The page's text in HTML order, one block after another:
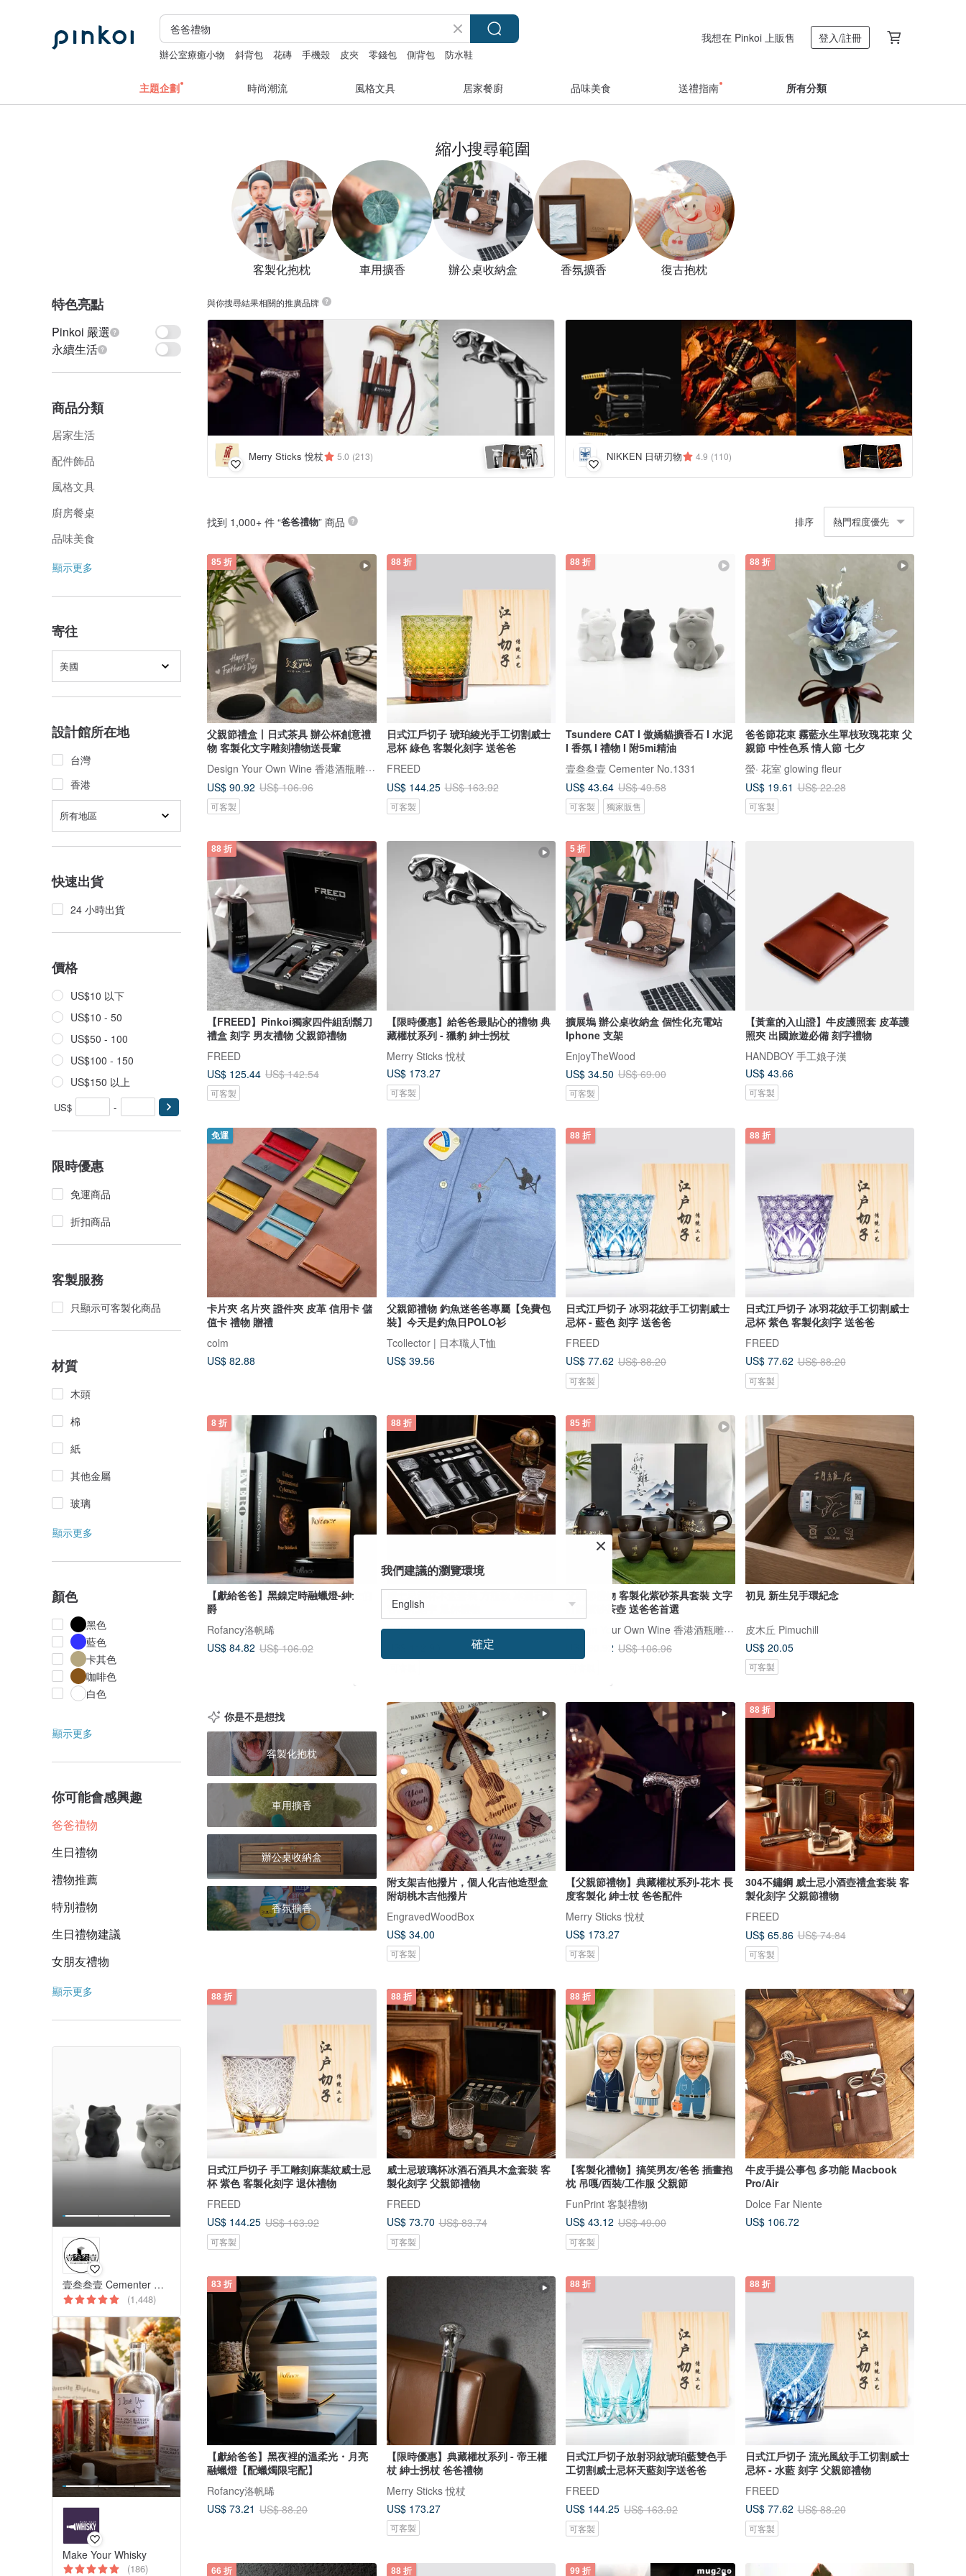
辦公室療癒小物 斜背包 花磚 手機殼 皮夾 零錢包 側背包 防水鞋
我想在 Pinkoi 上販售 登入/註冊
主題企劃 時尚潮流 風格文具 居家餐廚 品味美食 送禮指南 所有分類
縮小搜尋範圍
客製化抱枕 車用擴香 辦公桌收納盒 香氛擴香 復古抱枕
特色亮點
Pinkoi 嚴選
永續生活
商品分類
居家生活
配件飾品
風格文具
廚房餐桌
品味美食
顯示更多
寄往
美國
設計館所在地
台灣
香港
所有地區
快速出貨
24 小時出貨
價格
US$10 以下
US$10 - 50
US$50 - 100
US$100 - 150
US$150 以上
US$ -
限時優惠
免運商品
折扣商品
客製服務
只顯示可客製化商品
材質
木頭
棉
紙
其他金屬
玻璃
顯示更多
顏色
黑色
藍色
卡其色
咖啡色
白色
顯示更多
你可能會感興趣
爸爸禮物
生日禮物
禮物推薦
特別禮物
生日禮物建議
女朋友禮物
顯示更多
壹叁叁壹 Cementer No.1331
(1,448)
Make Your Whisky
(186)
與你搜尋結果相關的推廣品牌
Merry Sticks 悅杖 5.0 (213) +2 NIKKEN 日研刃物 4.9 (110)
找到 1,000+ 件 “爸爸禮物” 商品 排序 熱門程度優先
85 折
父親節禮盒丨日式茶具 辦公杯創意禮
物 客製化文字雕刻禮物送長輩
Design Your Own Wine 香港酒瓶雕刻禮品專門店
US$ 90.92 US$ 106.96
可客製
88 折
日式江戶切子 琥珀綾光手工切割威士
忌杯 綠色 客製化刻字 送爸爸
FREED
US$ 144.25 US$ 163.92
可客製
88 折
Tsundere CAT I 傲嬌貓擴香石 I 水泥
I 香氛 I 禮物 I 附5mi精油
壹叁叁壹 Cementer No.1331
US$ 43.64 US$ 49.58
可客製 獨家販售
88 折
爸爸節花束 霧藍永生單枝玫瑰花束 父
親節 中性色系 情人節 七夕
螢· 花室 glowing fleur
US$ 19.61 US$ 22.28
可客製
88 折
【FREED】Pinkoi獨家四件組刮鬍刀
禮盒 刻字 男友禮物 父親節禮物
FREED
US$ 125.44 US$ 142.54
可客製
【限時優惠】給爸爸最貼心的禮物 典
藏權杖系列 - 獵豹 紳士拐杖
Merry Sticks 悅杖
US$ 173.27
可客製
5 折
擴展塢 辦公桌收納盒 個性化充電站
Iphone 支架
EnjoyTheWood
US$ 34.50 US$ 69.00
可客製
【黃童的入山證】牛皮護照套 皮革護
照夾 出國旅遊必備 刻字禮物
HANDBOY 手工娘子漢
US$ 43.66
可客製
免運
卡片夾 名片夾 證件夾 皮革 信用卡 儲
值卡 禮物 贈禮
colm
US$ 82.88
父親節禮物 釣魚迷爸爸專屬【免費包
裝】今天是釣魚日POLO衫
Tcollector | 日本職人T恤
US$ 39.56
88 折
日式江戶切子 冰羽花紋手工切割威士
忌杯 - 藍色 刻字 送爸爸
FREED
US$ 77.62 US$ 88.20
可客製
88 折
日式江戶切子 冰羽花紋手工切割威士
忌杯 紫色 客製化刻字 送爸爸
FREED
US$ 77.62 US$ 88.20
可客製
8 折
【獻給爸爸】黑鎳定時融蠟燈-紳士伯
爵
Rofancy洛帆晞
US$ 84.82 US$ 106.02
88 折
客製化刻字 退休禮物
FREED
US$ 128.29
85 折
父親節禮物 客製化紫砂茶具套裝 文字
訂製紫砂茶壺 送爸爸首選
Design Your Own Wine 香港酒瓶雕刻禮品專門店
US$ 90.92 US$ 106.96
初見 新生兒手環紀念
皮木丘 Pimuchill
US$ 20.05
可客製
你是不是想找
客製化抱枕
車用擴香
辦公桌收納盒
香氛擴香
附支架吉他撥片，個人化吉他造型盒
附胡桃木吉他撥片
EngravedWoodBox
US$ 34.00
可客製
【父親節禮物】典藏權杖系列-花木 長
度客製化 紳士杖 爸爸配件
Merry Sticks 悅杖
US$ 173.27
可客製
88 折
304不鏽鋼 威士忌小酒壺禮盒套裝 客
製化刻字 父親節禮物
FREED
US$ 65.86 US$ 74.84
可客製
88 折
日式江戶切子 手工雕刻麻葉紋威士忌
杯 紫色 客製化刻字 退休禮物
FREED
US$ 144.25 US$ 163.92
可客製
88 折
威士忌玻璃杯冰酒石酒具木盒套裝 客
製化刻字 父親節禮物
FREED
US$ 73.70 US$ 83.74
可客製
88 折
【客製化禮物】搞笑男友/爸爸 插畫抱
枕 吊嘎/西裝/工作服 父親節
FunPrint 客製禮物
US$ 43.12 US$ 49.00
可客製
牛皮手提公事包 多功能 Macbook
Pro/Air
Dolce Far Niente
US$ 106.72
83 折
【獻給爸爸】黑夜裡的溫柔光・月亮
融蠟燈【配蠟燭限宅配】
Rofancy洛帆晞
US$ 73.21 US$ 88.20
【限時優惠】典藏權杖系列 - 帝王權
杖 紳士拐杖 爸爸禮物
Merry Sticks 悅杖
US$ 173.27
可客製
88 折
日式江戶切子放射羽紋琥珀藍雙色手
工切割威士忌杯天藍刻字送爸爸
FREED
US$ 144.25 US$ 163.92
可客製
88 折
日式江戶切子 流光風紋手工切割威士
忌杯 - 水藍 刻字 父親節禮物
FREED
US$ 77.62 US$ 88.20
可客製
66 折 88 折 99 折
我們建議的瀏覽環境
確定